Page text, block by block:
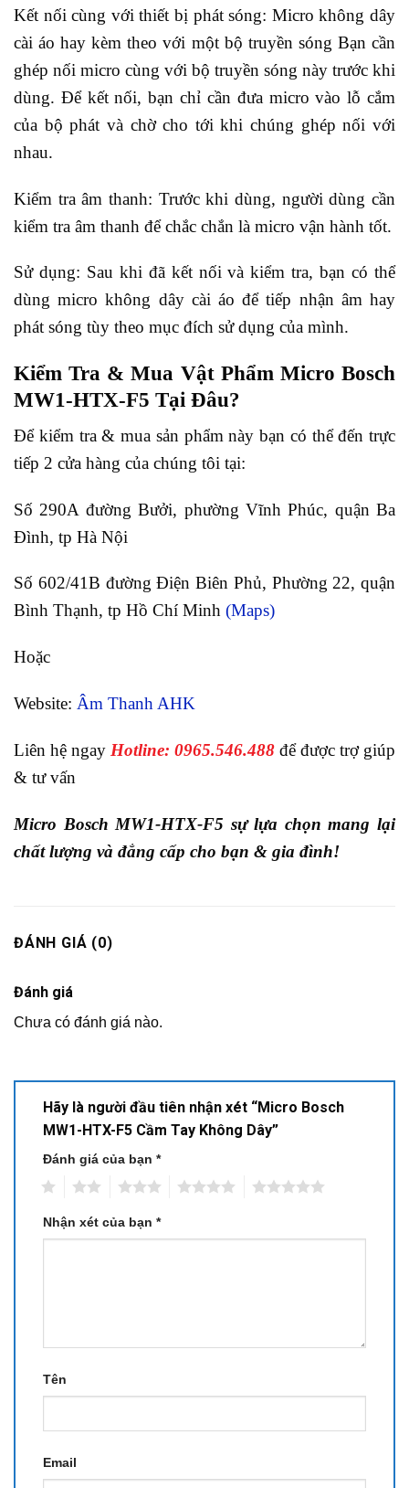
Kết nối cùng với thiết bị phát sóng: Micro không dây
cài áo hay kèm theo với một bộ truyền sóng Bạn cần
ghép nối micro cùng với bộ truyền sóng này trước khi
dùng. Để kết nối, bạn chỉ cần đưa micro vào lỗ cắm
của bộ phát và chờ cho tới khi chúng ghép nối với
nhau.
Kiểm tra âm thanh: Trước khi dùng, người dùng cần
kiểm tra âm thanh để chắc chắn là micro vận hành tốt.
Sử dụng: Sau khi đã kết nối và kiểm tra, bạn có thể
dùng micro không dây cài áo để tiếp nhận âm hay
phát sóng tùy theo mục đích sử dụng của mình.
Kiểm Tra & Mua Vật Phẩm Micro Bosch
MW1-HTX-F5 Tại Đâu?
Để kiểm tra & mua sản phẩm này bạn có thể đến trực
tiếp 2 cửa hàng của chúng tôi tại:
Số 290A đường Bưởi, phường Vĩnh Phúc, quận Ba
Đình, tp Hà Nội
Số 602/41B đường Điện Biên Phủ, Phường 22, quận
Bình Thạnh, tp Hồ Chí Minh (Maps)
Hoặc
Website: Âm Thanh AHK
Liên hệ ngay Hotline: 0965.546.488 để được trợ giúp
& tư vấn
Micro Bosch MW1-HTX-F5 sự lựa chọn mang lại
chất lượng và đẳng cấp cho bạn & gia đình!
ĐÁNH GIÁ (0)
Đánh giá
Chưa có đánh giá nào.
Hãy là người đầu tiên nhận xét “Micro Bosch
MW1-HTX-F5 Cầm Tay Không Dây”
Đánh giá của bạn *
Nhận xét của bạn *
Tên
Email